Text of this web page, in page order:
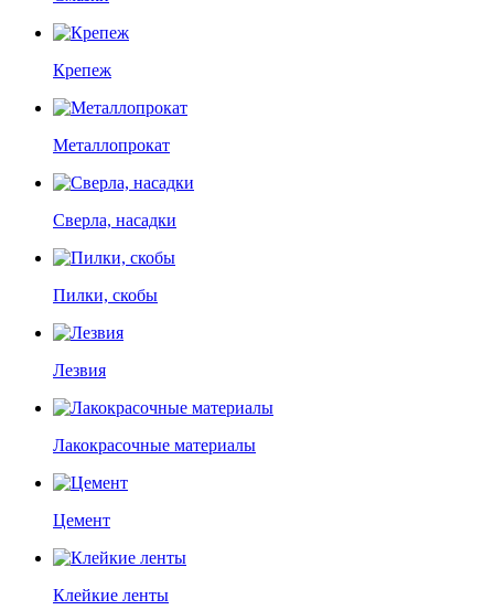
Крепеж
Металлопрокат
Сверла, насадки
Пилки, скобы
Лезвия
Лакокрасочные материалы
Цемент
Клейкие ленты